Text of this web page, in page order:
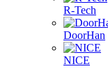
R-Tech
DoorHan
NICE